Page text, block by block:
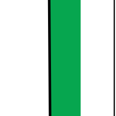
dine med Philips Classic
med tradisjonelt utseende
design.